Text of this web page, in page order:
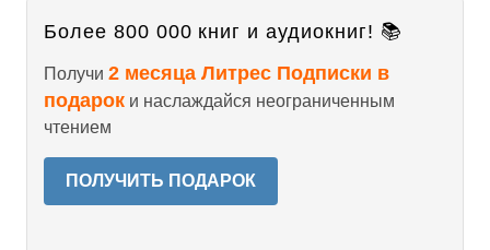
Более 800 000 книг и аудиокниг! 📚
Получи 2 месяца Литрес Подписки в
подарок и наслаждайся неограниченным
чтением
ПОЛУЧИТЬ ПОДАРОК